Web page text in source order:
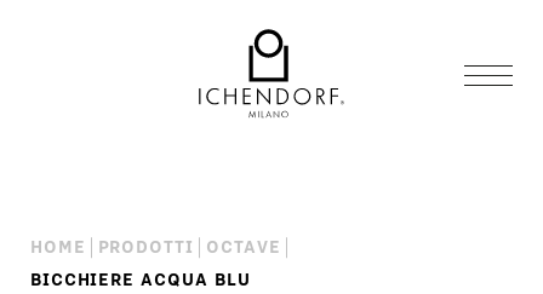
HOME PRODOTTI
OCTAVE
BICCHIERE ACQUA BLU